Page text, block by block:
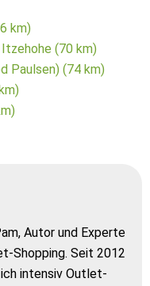
km)
(70 km)
Paulsen) (74 km)
Autor und Experte
Shopping. Seit 2012
intensiv Outlet-